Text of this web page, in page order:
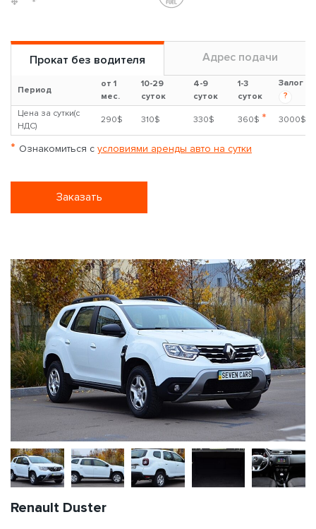
Прокат без водителя Адрес подачи
Период
от 1
мес.
10-29
суток
4-9
суток
1-3
суток
Залог
?
Цена за сутки(с
НДС)
290$ 310$ 330$ 360$ * 3000$
* Ознакомиться с условиями аренды авто на сутки
Заказать
Renault Duster